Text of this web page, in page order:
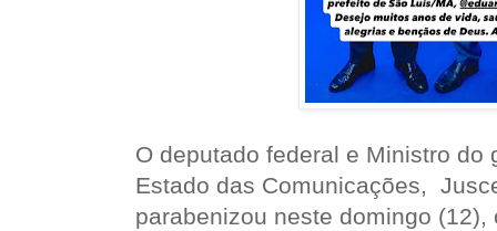
O deputado federal e Ministro
Estado das Comunicações,
parabenizou neste domingo